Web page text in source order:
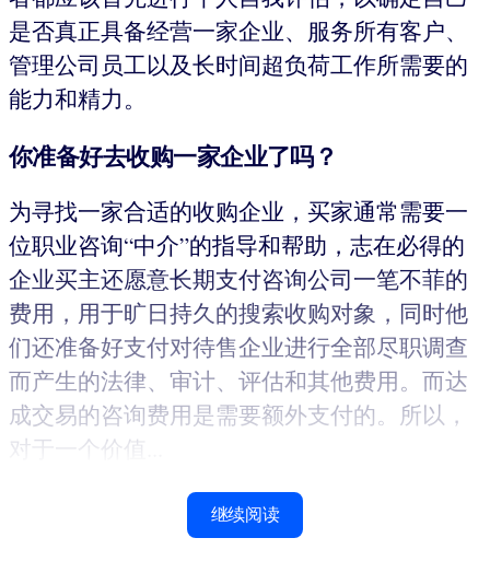
是否真正具备经营一家企业、服务所有客户、
管理公司员工以及长时间超负荷工作所需要的
能力和精力。
你准备好去收购一家企业了吗？
为寻找一家合适的收购企业，买家通常需要一
位职业咨询“中介”的指导和帮助，志在必得的
企业买主还愿意长期支付咨询公司一笔不菲的
费用，用于旷日持久的搜索收购对象，同时他
们还准备好支付对待售企业进行全部尽职调查
而产生的法律、审计、评估和其他费用。而达
成交易的咨询费用是需要额外支付的。所以，
对于一个价值...
继续阅读